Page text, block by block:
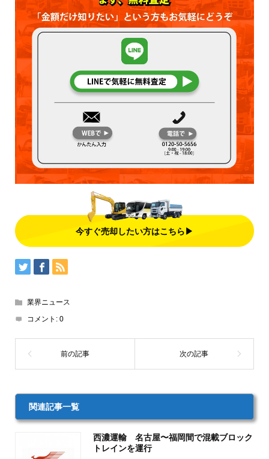
今すぐ売却したい方はこちら▶
業界ニュース
コメント: 0
関連記事一覧
西濃運輸 名古屋〜福岡間で混載ブロック
トレインを運行